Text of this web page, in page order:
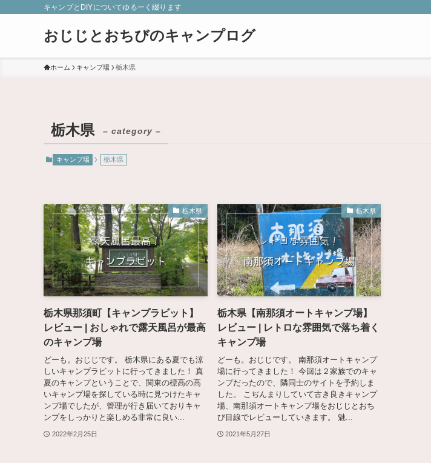
キャンプとDIYについてゆるーく綴ります
おじじとおちびのキャンプログ
ホーム キャンプ場 栃木県
栃木県 – category –
キャンプ場 栃木県
栃木県
栃木県那須町【キャンプラビット】
レビュー | おしゃれで露天風呂が最高
のキャンプ場
どーも。おじじです。 栃木県にある夏でも涼
しいキャンプラビットに行ってきました！ 真
夏のキャンプということで、関東の標高の高
いキャンプ場を探している時に見つけたキャ
ンプ場でしたが、管理が行き届いておりキャ
ンプをしっかりと楽しめる非常に良い...
2022年2月25日
栃木県
栃木県【南那須オートキャンプ場】
レビュー | レトロな雰囲気で落ち着く
キャンプ場
どーも。おじじです。 南那須オートキャンプ
場に行ってきました！ 今回は２家族でのキャ
ンプだったので、隣同士のサイトを予約しま
した。 こぢんまりしていて古き良きキャンプ
場、南那須オートキャンプ場をおじじとおち
び目線でレビューしていきます。 魅...
2021年5月27日